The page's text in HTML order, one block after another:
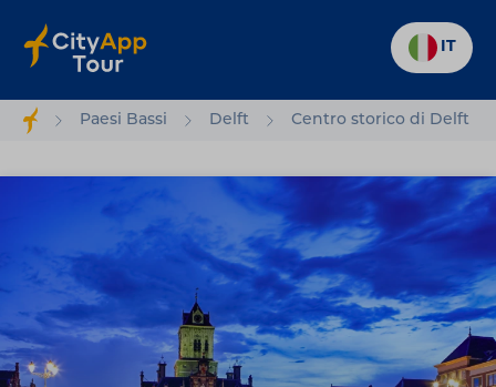
IT
Paesi Bassi Delft Centro storico di Delft